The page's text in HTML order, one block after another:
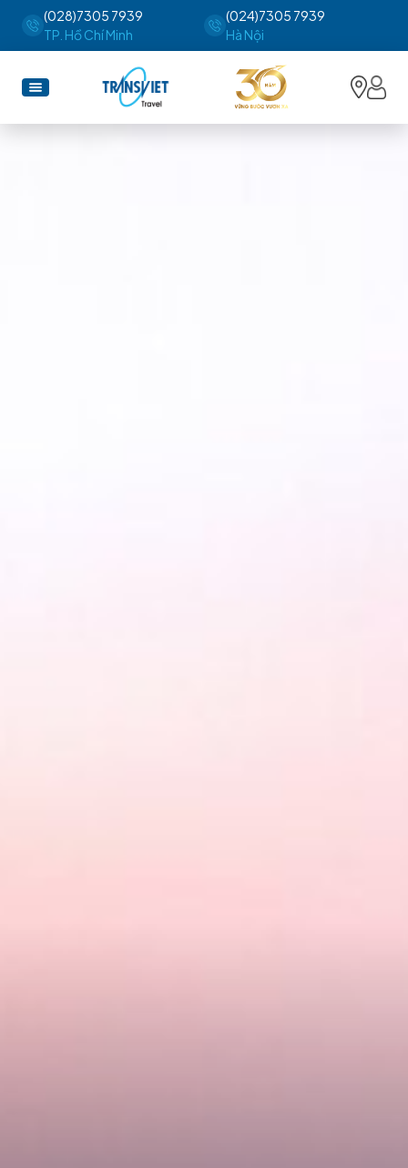
(028)7305 7939
TP. Hồ Chí Minh
(024)7305 7939
Hà Nội